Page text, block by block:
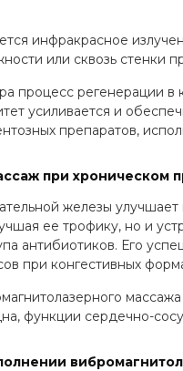
инфракрасное
или сквозь стенки
процесс регенерации
усиливается и
препаратов,
при хроническом
железы
ее трофику, но и
антибиотиков. Его
при конгестивных
функции сердечно-